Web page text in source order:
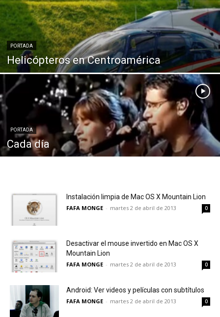
PORTADA
Helicópteros en Centroamérica
PORTADA
Cada día
Instalación limpia de Mac OS X Mountain Lion
FAFA MONGE - martes 2 de abril de 2013 0
Desactivar el mouse invertido en Mac OS X
Mountain Lion
FAFA MONGE - martes 2 de abril de 2013 0
Android: Ver videos y películas con subtítulos
FAFA MONGE - martes 2 de abril de 2013 0